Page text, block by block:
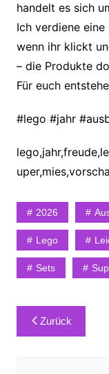
handelt es sich
Ich verdiene eine
wenn ihr klickt
– die Produkte
Für euch
#lego #jahr
2026
Lego
Sets
Zurück